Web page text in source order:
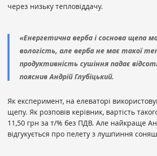
через низьку тепловіддачу.
«Енергетична верба і соснова щепа
вологість, але верба не має такої
продуктивність сушіння падає
пояснив Андрій Глубіцький.
Як експеримент, на елеваторі
щепу. Як розповів керівник, вартість
11,50 грн за т/% без ПДВ. Але найкраще
відгукується про пелету з лушпиння